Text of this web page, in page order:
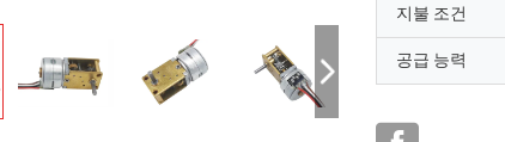
지불 조건
공급 능력